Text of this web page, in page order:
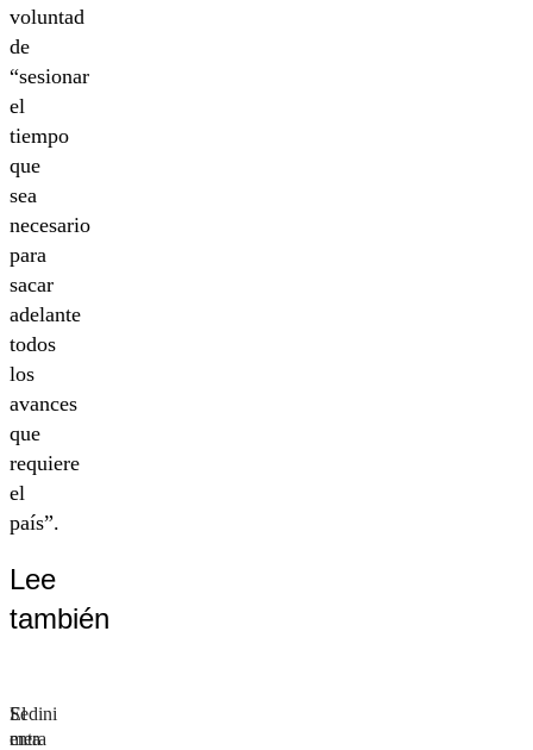
voluntad
de
“sesionar
el
tiempo
que
sea
necesario
para
sacar
adelante
todos
los
avances
que
requiere
el
país”.
Lee
también
El
mea
Sedini
entra